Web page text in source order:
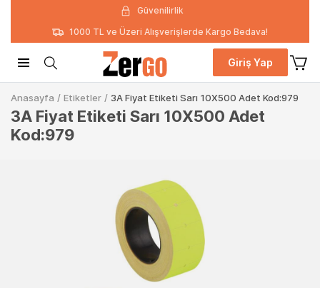
Güvenilirlik
1000 TL ve Üzeri Alışverişlerde Kargo Bedava!
Giriş Yap
Anasayfa / Etiketler / 3A Fiyat Etiketi Sarı 10X500 Adet Kod:979
3A Fiyat Etiketi Sarı 10X500 Adet
Kod:979